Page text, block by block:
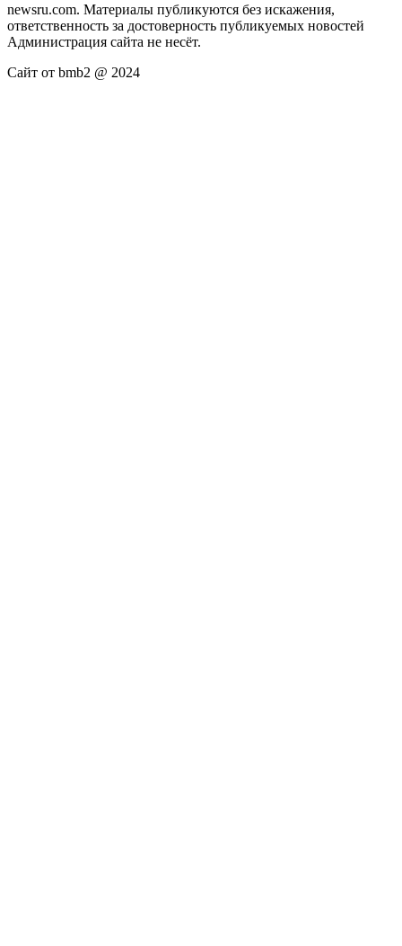
newsru.com. Материалы публикуются без искажения,
ответственность за достоверность публикуемых новостей
Администрация сайта не несёт.
Сайт от bmb2 @ 2024